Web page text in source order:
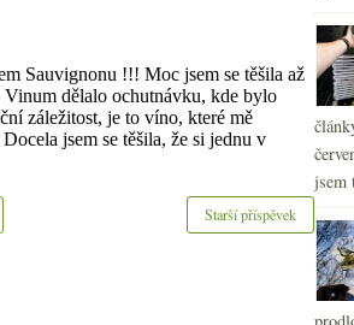
Starší příspěvek
jsem